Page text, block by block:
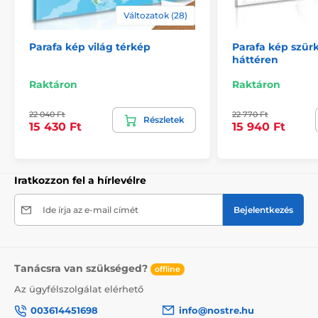
A paraf képpel együtt egy csomag térképtűt is kap,
mely 10 db-ot tartalmaz. A választás az Öné, ezért
választhat a jelenleg elérhető kínálat közül. Abban az
Változatok (28)
Parafa kép világ térkép
Raktáron
22 040 Ft
15 430 Ft
Részletek
Parafa kép
háttéren
Raktáron
22 770 Ft
15 940 Ft
Iratkozzon fel a hírlevélre
Ide írja az e-mail címét Bejelentkezés
Tanácsra van szükséged? offline
Az ügyfélszolgálat elérhető
003614451698
info@nostre.hu